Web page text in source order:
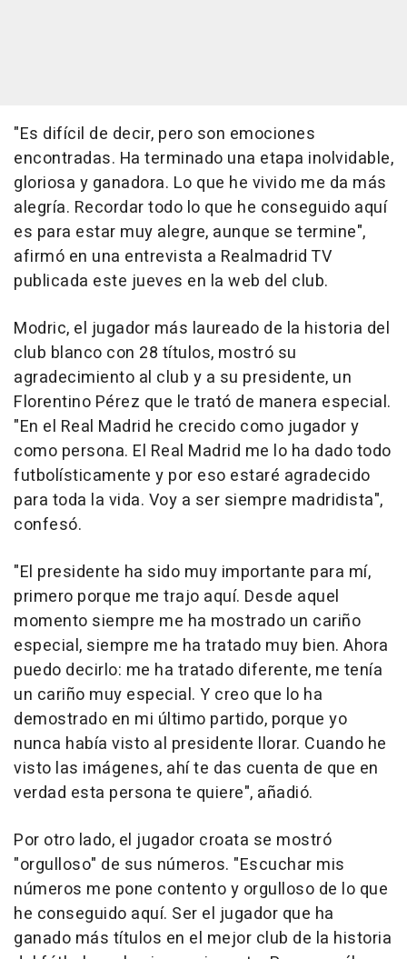
"Es difícil de decir, pero son emociones
encontradas. Ha terminado una etapa inolvidable,
gloriosa y ganadora. Lo que he vivido me da más
alegría. Recordar todo lo que he conseguido aquí
es para estar muy alegre, aunque se termine",
afirmó en una entrevista a Realmadrid TV
publicada este jueves en la web del club.
Modric, el jugador más laureado de la historia del
club blanco con 28 títulos, mostró su
agradecimiento al club y a su presidente, un
Florentino Pérez que le trató de manera especial.
"En el Real Madrid he crecido como jugador y
como persona. El Real Madrid me lo ha dado todo
futbolísticamente y por eso estaré agradecido
para toda la vida. Voy a ser siempre madridista",
confesó.
"El presidente ha sido muy importante para mí,
primero porque me trajo aquí. Desde aquel
momento siempre me ha mostrado un cariño
especial, siempre me ha tratado muy bien. Ahora
puedo decirlo: me ha tratado diferente, me tenía
un cariño muy especial. Y creo que lo ha
demostrado en mi último partido, porque yo
nunca había visto al presidente llorar. Cuando he
visto las imágenes, ahí te das cuenta de que en
verdad esta persona te quiere", añadió.
Por otro lado, el jugador croata se mostró
"orgulloso" de sus números. "Escuchar mis
números me pone contento y orgulloso de lo que
he conseguido aquí. Ser el jugador que ha
ganado más títulos en el mejor club de la historia